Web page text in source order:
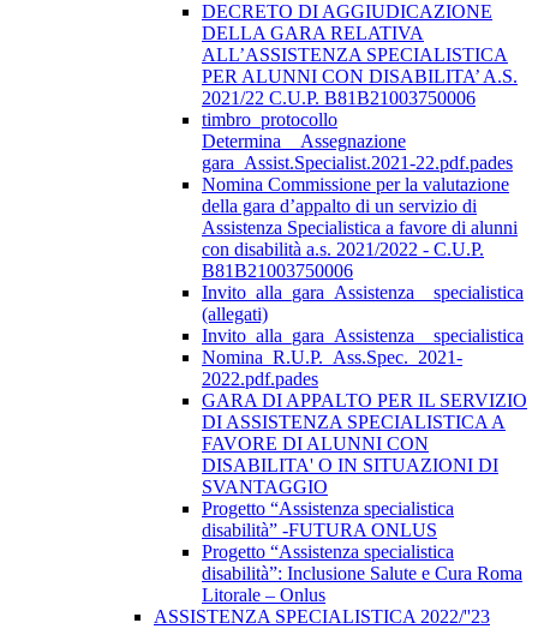
DECRETO DI AGGIUDICAZIONE
DELLA GARA RELATIVA
ALL’ASSISTENZA SPECIALISTICA
PER ALUNNI CON DISABILITA’ A.S.
2021/22 C.U.P. B81B21003750006
timbro_protocollo
Determina__Assegnazione
gara_Assist.Specialist.2021-22.pdf.pades
Nomina Commissione per la valutazione
della gara d’appalto di un servizio di
Assistenza Specialistica a favore di alunni
con disabilità a.s. 2021/2022 - C.U.P.
B81B21003750006
Invito_alla_gara_Assistenza__specialistica
(allegati)
Invito_alla_gara_Assistenza__specialistica
Nomina_R.U.P._Ass.Spec._2021-
2022.pdf.pades
GARA DI APPALTO PER IL SERVIZIO
DI ASSISTENZA SPECIALISTICA A
FAVORE DI ALUNNI CON
DISABILITA' O IN SITUAZIONI DI
SVANTAGGIO
Progetto “Assistenza specialistica
disabilità” -FUTURA ONLUS
Progetto “Assistenza specialistica
disabilità”: Inclusione Salute e Cura Roma
Litorale – Onlus
ASSISTENZA SPECIALISTICA 2022/''23